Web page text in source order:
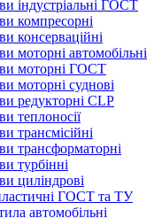
індустріальні ГОСТ
компресорні
консерваційні
моторні автомобільні
моторні ГОСТ
моторні суднові
редукторні CLP
теплоносії
трансмісійні
трансформаторні
турбінні
циліндрові
ГОСТ та ТУ
автомобільні